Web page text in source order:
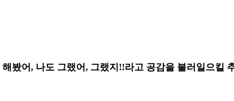
봤어, 나도 그랬어, 그랬지!!라고 공감을 불러일으킬